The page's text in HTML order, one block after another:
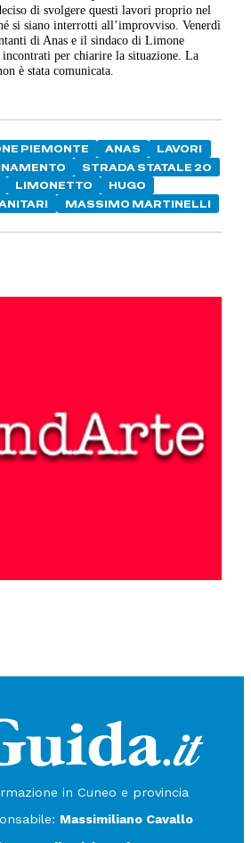
di svolgere questi lavori proprio nel
si siano interrotti all’improvviso. Venerdì
di Anas e il sindaco di Limone
per chiarire la situazione. La
è stata comunicata.
PIEMONTE ANAS
LAVORI
STRADA STATALE 20
LIMONETTO
HUGO
MASSIMO MARTINELLI
in Cuneo e provincia
Massimiliano Cavallo